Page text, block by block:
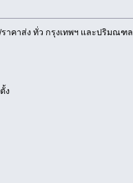
าคาส่ง ทั่ว กรุงเทพฯ และปริมณฑล
ง